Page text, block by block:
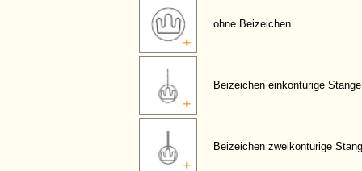
ohne Beizeichen
Beizeichen einkonturige Stange
Beizeichen zweikonturige